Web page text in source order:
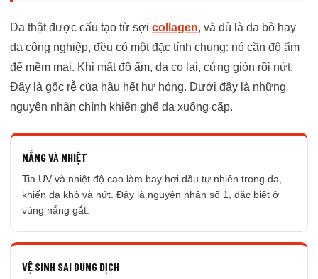
Da thật được cấu tạo từ sợi collagen, và dù là da bò hay
da công nghiệp, đều có một đặc tính chung: nó cần độ ẩm
để mềm mại. Khi mất độ ẩm, da co lại, cứng giòn rồi nứt.
Đây là gốc rễ của hầu hết hư hỏng. Dưới đây là những
nguyên nhân chính khiến ghế da xuống cấp.
NẮNG VÀ NHIỆT
Tia UV và nhiệt độ cao làm bay hơi dầu tự nhiên trong da,
khiến da khô và nứt. Đây là nguyên nhân số 1, đặc biệt ở
vùng nắng gắt.
VỆ SINH SAI DUNG DỊCH